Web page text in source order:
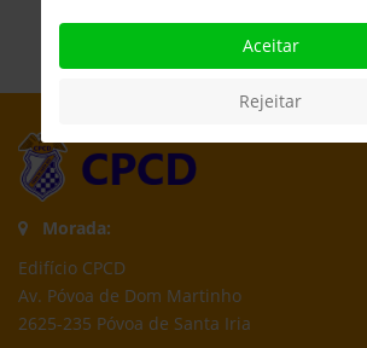
Morada:
Edifício CPCD
Av. Póvoa de Dom Martinho
2625-235 Póvoa de Santa Iria
Aceitar
Rejeitar